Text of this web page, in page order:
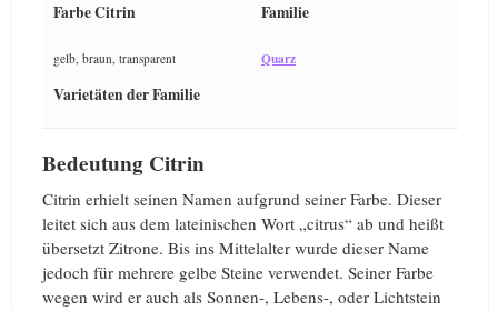
Farbe Citrin Familie
gelb, braun, transparent Quarz
Varietäten der Familie
Bedeutung Citrin
Citrin erhielt seinen Namen aufgrund seiner Farbe. Dieser
leitet sich aus dem lateinischen Wort „citrus“ ab und heißt
übersetzt Zitrone. Bis ins Mittelalter wurde dieser Name
jedoch für mehrere gelbe Steine verwendet. Seiner Farbe
wegen wird er auch als Sonnen-, Lebens-, oder Lichtstein